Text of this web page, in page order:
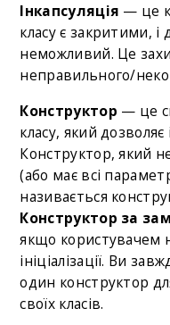
Інкапсуляція — це
класу є закритими,
неможливий. Це
неправильного/
Конструктор — це
класу, який дозволяє
Конструктор, який
(або має всі
називається
Конструктор за
якщо користувачем
ініціалізації. Ви
один конструктор
своїх класів.